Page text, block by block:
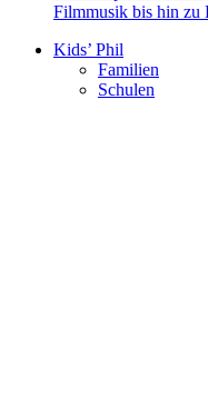
Filmmusik bis hin zu
Kids’ Phil
Familien
Schulen